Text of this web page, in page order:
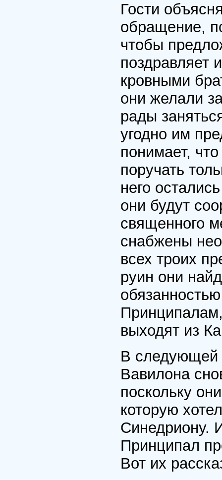
Гости
обращение,
чтобы
поздравляет
кровными
они желали
рады
угодно им
понимает,
поручать
него
они будут
священного
снабжены
всех троих
руин они
выходят из
В следующей
Вавилона
поскольку
которую
Синедриону.
Принципал
Вот их